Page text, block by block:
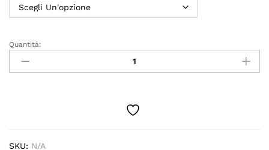
Quantità:
SKU: N/A